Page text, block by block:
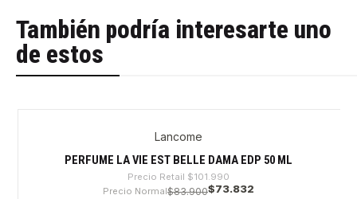
También podría interesarte uno
de estos
Lancome
PERFUME LA VIE EST BELLE DAMA EDP 50 ML
Precio Retail $101.990
Precio Normal$83.900$73.832